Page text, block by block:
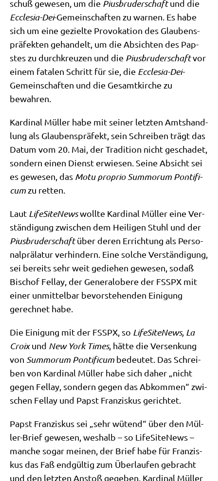
schuß gewe­sen, um die Pius­bru­der­schaftund die
Eccle­sia-Dei-Gemein­schaf­ten zu war­nen. Es habe
sich um eine geziel­te Pro­vo­ka­ti­on des Glau­bens­
prä­fek­ten gehan­delt, um die Absich­ten des Pap­
stes zu durch­kreu­zen und die Pius­bru­der­schaftvor
einem fata­len Schritt für sie, die Eccle­sia-Dei-
Gemein­schaf­ten und die Gesamt­kir­che zu
bewahren.
Kar­di­nal Mül­ler habe mit sei­ner letz­ten Amts­hand­
lung als Glau­bens­prä­fekt, sein Schrei­ben trägt das
Datum vom 20. Mai, der Tra­di­ti­on nicht gescha­det,
son­dern einen Dienst erwie­sen. Sei­ne Absicht sei
es gewe­sen, das Motu pro­prio Sum­morum Pon­ti­fi­
cumzu retten.
Laut Life­Si­teNewswoll­te Kar­di­nal Mül­ler eine Ver­
stän­di­gung zwi­schen dem Hei­li­gen Stuhl und der
Pius­bru­der­schaftüber deren Errich­tung als Per­so­
nal­prä­la­tur ver­hin­dern. Eine sol­che Ver­stän­di­gung,
sei bereits sehr weit gedie­hen gewe­sen, sodaß
Bischof Fel­lay, der Gene­ral­obe­re der FSSPX mit
einer unmit­tel­bar bevor­ste­hen­den Eini­gung
gerech­net habe.
Die Eini­gung mit der FSSPX, so Life­Si­teNews, La
Croixund New York Times, hät­te die Ver­sen­kung
von Sum­morum Pon­ti­fi­cum bedeu­tet. Das Schrei­
ben von Kar­di­nal Mül­ler habe sich daher „nicht
gegen Fel­lay, son­dern gegen das Abkom­men“ zwi­
schen Fel­lay und Papst Fran­zis­kus gerichtet.
Papst Fran­zis­kus sei „sehr wütend“ über den Mül­
ler-Brief gewe­sen, wes­halb – so Life­Si­teNews –
man­che sogar mei­nen, der Brief habe für Fran­zis­
kus das Faß end­gül­tig zum Über­lau­fen gebracht
und den letz­ten Anstoß gege­ben, Kar­di­nal Mül­ler